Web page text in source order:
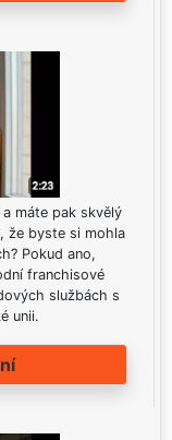
máte pak skvělý
že byste si mohla
Pokud ano,
franchisové
službách s
unii.